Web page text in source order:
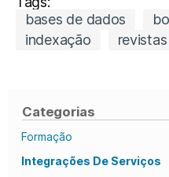
Categorias
Formação
Integrações De Serviços
bases de dados
indexação